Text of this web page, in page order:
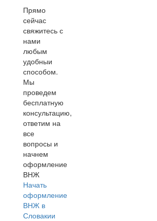
Прямо
сейчас
свяжитесь с
нами
любым
удобныи
способом.
Мы
проведем
бесплатную
консультацию,
ответим на
все
вопросы и
начнем
оформление
ВНЖ
Начать
оформление
ВНЖ в
Словакии